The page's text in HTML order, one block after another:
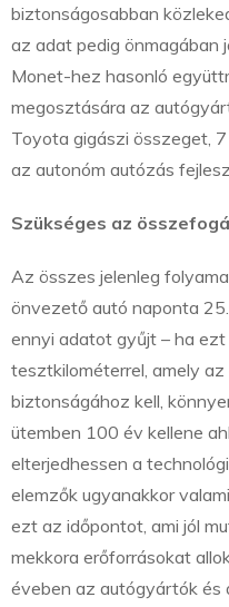
biztonságosabban
az adat pedig önmagában
Monet-hez hasonló
megosztására az
Toyota gigászi összeget,
az autonóm autózás
Szükséges az
Az összes jelenleg
önvezető autó naponta
ennyi adatot gyűjt – ha ezt
tesztkilométerrel, amely
biztonságához kell,
ütemben 100 év kellene
elterjedhessen a
elemzők ugyanakkor
ezt az időpontot, ami jól
mekkora erőforrásokat
éveben az autógyártók és